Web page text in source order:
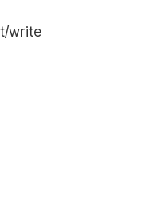
write